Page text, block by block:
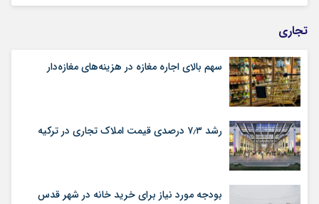
تجاری
سهم بالای اجاره‌‌ مغازه در هزینه‌‌های مغازه‌‌دار
رشد ۷٫۳ درصدی قیمت‌ املاک تجاری در ترکیه
بودجه مورد نیاز برای خرید خانه در شهر قدس